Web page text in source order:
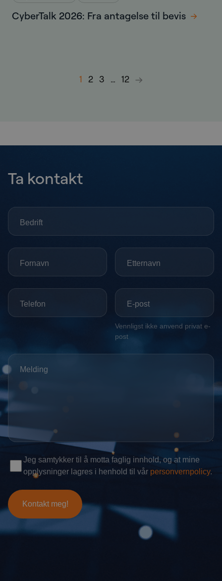
CyberTalk 2026: Fra antagelse til bevis
1 2 3 … 12
Ta kontakt